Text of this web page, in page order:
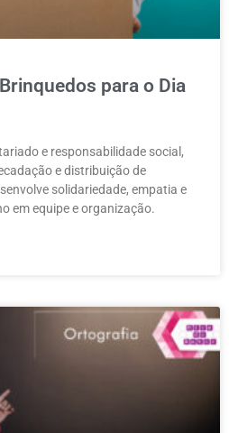
para o Dia
e responsabilidade social,
e distribuição de
solidariedade, empatia e
em equipe e organização.